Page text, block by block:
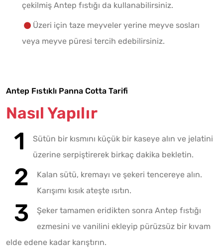
çekilmiş Antep fıstığı da kullanabilirsiniz.
Üzeri için taze meyveler yerine meyve sosları
veya meyve püresi tercih edebilirsiniz.
Antep Fıstıklı Panna Cotta Tarifi
Nasıl Yapılır
Sütün bir kısmını küçük bir kaseye alın ve jelatini
üzerine serpiştirerek birkaç dakika bekletin.
Kalan sütü, kremayı ve şekeri tencereye alın.
Karışımı kısık ateşte ısıtın.
Şeker tamamen eridikten sonra Antep fıstığı
ezmesini ve vanilini ekleyip pürüzsüz bir kıvam
elde edene kadar karıştırın.